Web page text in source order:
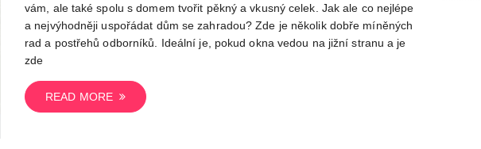
Názvem
Zahrada
vám, ale také spolu s domem tvořit pěkný a vkusný celek. Jak ale co nejlépe
a nejvýhodněji uspořádat dům se zahradou? Zde je několik dobře míněných
rad a postřehů odborníků. Ideální je, pokud okna vedou na jižní stranu a je
zde
READ MORE